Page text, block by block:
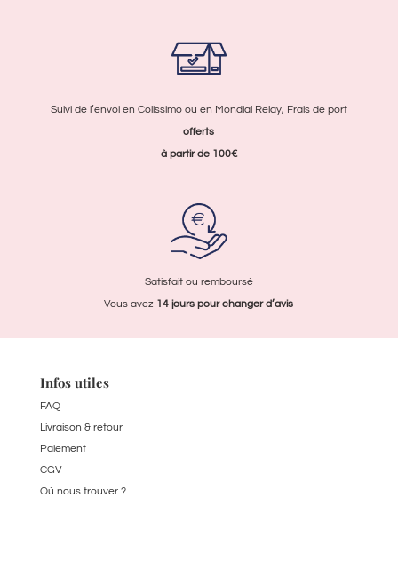
Suivi de l’envoi en Colissimo ou en Mondial Relay, Frais de port
offerts
à partir de 100€
Satisfait ou remboursé
Vous avez 14 jours pourchanger d’avis
Infos utiles
FAQ
Livraison & retour
Paiement
CGV
Où nous trouver ?